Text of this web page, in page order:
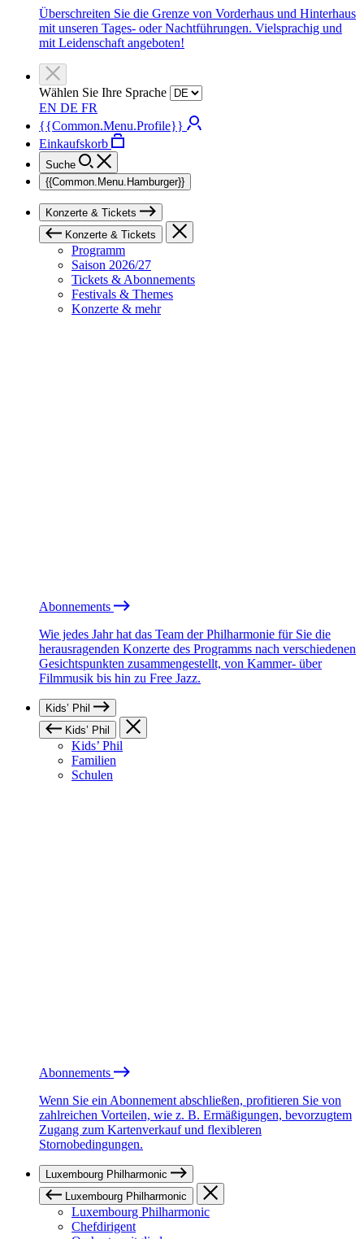
Überschreiten Sie die Grenze von Vorderhaus und Hinterhaus
mit unseren Tages- oder Nachtführungen. Vielsprachig und
mit Leidenschaft angeboten!
Wählen Sie Ihre Sprache
EN DE FR
{{Common.Menu.Profile}}
Einkaufskorb
Suche
{{Common.Menu.Hamburger}}
Konzerte & Tickets
Konzerte & Tickets
Programm
Saison 2026/27
Tickets & Abonnements
Festivals & Themes
Konzerte & mehr
Abonnements
Wie jedes Jahr hat das Team der Philharmonie für Sie die
herausragenden Konzerte des Programms nach verschiedenen
Gesichtspunkten zusammengestellt, von Kammer- über
Filmmusik bis hin zu Free Jazz.
Kids’ Phil
Kids’ Phil
Kids’ Phil
Familien
Schulen
Abonnements
Wenn Sie ein Abonnement abschließen, profitieren Sie von
zahlreichen Vorteilen, wie z. B. Ermäßigungen, bevorzugtem
Zugang zum Kartenverkauf und flexibleren
Stornobedingungen.
Luxembourg Philharmonic
Luxembourg Philharmonic
Luxembourg Philharmonic
Chefdirigent